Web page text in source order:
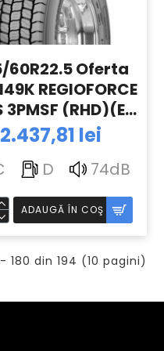
60R22.5 Oferta
REGIOFORCE
3PMSF (RHD)(E-
35.73)TL FULDA
2.437,81 lei
D 74dB
ADAUGĂ ÎN COŞ
180 din 194 (10 pagini)